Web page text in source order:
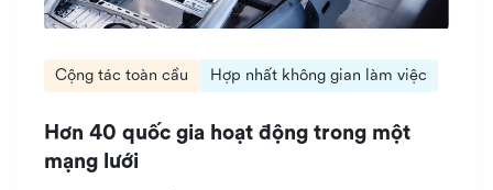
Cộng tác toàn cầu Hợp nhất không gian làm việc
Hơn 40 quốc gia hoạt động trong một
mạng lưới